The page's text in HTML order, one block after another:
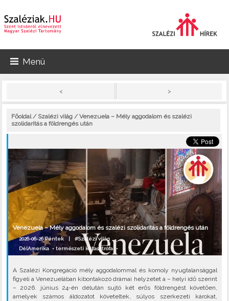
Menü
< >
Főoldal/ Szalézi világ / Venezuela – Mély aggodalom és szalézi
szolidaritás a földrengés után
Venezuela – Mély aggodalom és szalézi szolidaritás a földrengés után
2026-06-26 Péntek |#Szalézi világ
DélAmerika •természeti katasztrófa •
A Szalézi Kongregáció mély aggodalommal és komoly nyugtalansággal
figyeli a Venezuelában kibontakozó drámai helyzetet a – helyi idő szerint
– 2026. június 24-én délután sujtó két erős földrengést követően,
amelyek számos áldozatot követeltek, súlyos szerkezeti károkat,